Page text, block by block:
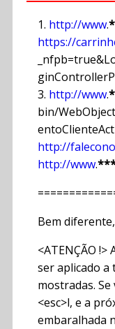
1. http://www.
https://
3. http://www.
bin/
http://
http://www.
Bem
<ATENÇÃO
ser aplicado a
mostradas.
<esc>l, e a
embaralhada